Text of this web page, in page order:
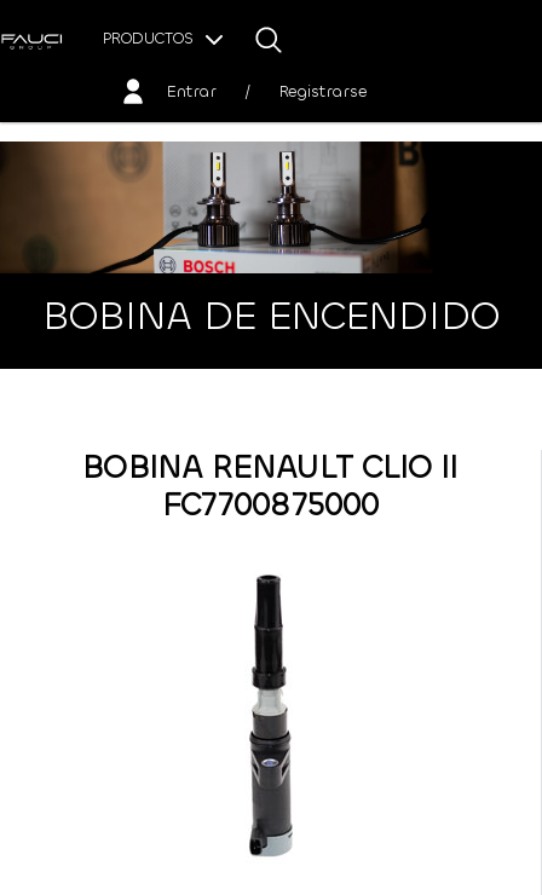
PRODUCTOS
Entrar / Registrarse
BOBINA DE ENCENDIDO
BOBINA RENAULT CLIO II
FC7700875000